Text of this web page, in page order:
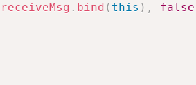
receiveMsg . bind ( this ) , false